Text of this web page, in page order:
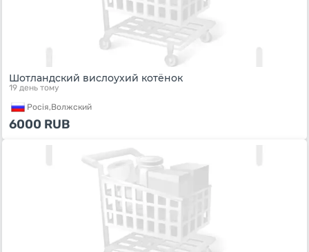
Шотландский вислоухий котёнок
19 день тому
Росiя,Волжский
6000 RUB